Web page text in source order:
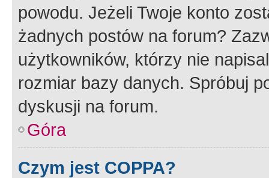
powodu. Jeżeli Twoje konto
żadnych postów na forum?
użytkowników, którzy nie
rozmiar bazy danych. Spróbuj
dyskusji na forum.
Góra
Czym jest COPPA?